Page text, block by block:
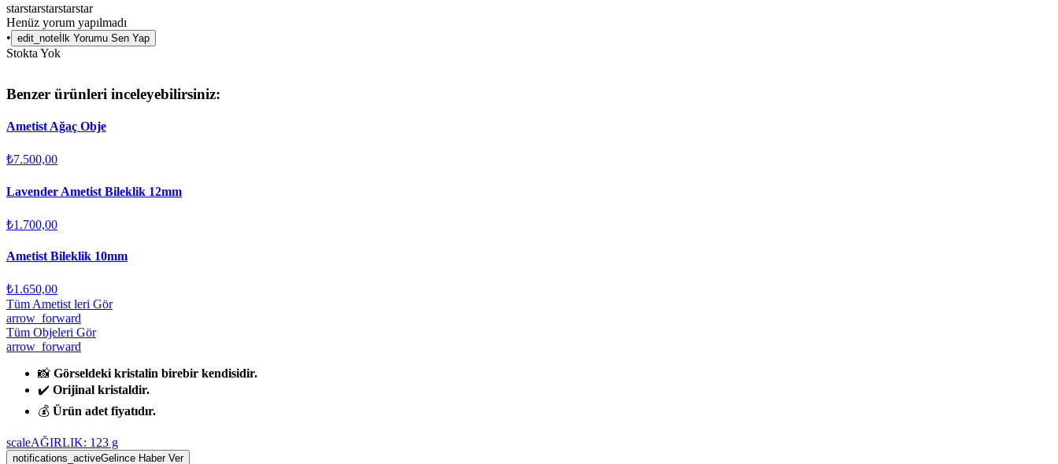
starstarstarstarstar
Henüz yorum yapılmadı
• edit_note İlk Yorumu Sen Yap
Stokta Yok
Benzer ürünleri inceleyebilirsiniz:
Ametist Ağaç Obje
₺7.500,00
Lavender Ametist Bileklik 12mm
₺1.700,00
Ametist Bileklik 10mm
₺1.650,00
Tüm Ametist leri Gör
arrow_forward
Tüm Objeleri Gör
arrow_forward
📸 Görseldeki kristalin birebir kendisidir.
✔️ Orijinal kristaldir.
💰 Ürün adet fiyatıdır.
scaleAĞIRLIK: 123 g
notifications_activeGelince Haber Ver